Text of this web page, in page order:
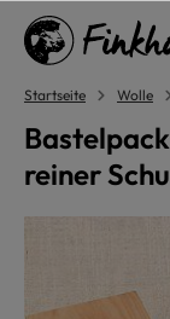
springen
Startseite Wolle
reiner